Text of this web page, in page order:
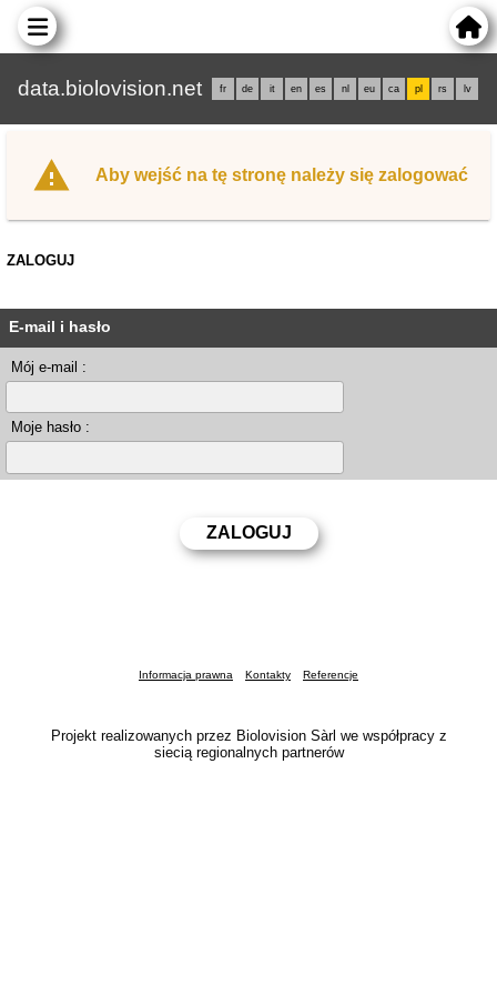
data.biolovision.net fr de it en es nl eu ca pl rs lv
Aby wejść na tę stronę należy się zalogować
ZALOGUJ
E-mail i hasło
Mój e-mail :
Moje hasło :
Informacja prawna Kontakty Referencje
Projekt realizowanych przez Biolovision Sàrl we współpracy z
siecią regionalnych partnerów